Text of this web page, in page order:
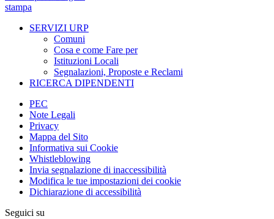
stampa
SERVIZI URP
Comuni
Cosa e come Fare per
Istituzioni Locali
Segnalazioni, Proposte e Reclami
RICERCA DIPENDENTI
PEC
Note Legali
Privacy
Mappa del Sito
Informativa sui Cookie
Whistleblowing
Invia segnalazione di inaccessibilità
Modifica le tue impostazioni dei cookie
Dichiarazione di accessibilità
Seguici su